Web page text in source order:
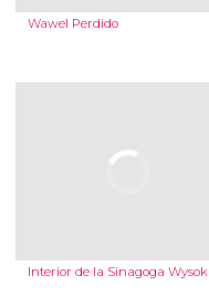
Wawel Perdido
Interior de la Sinagoga